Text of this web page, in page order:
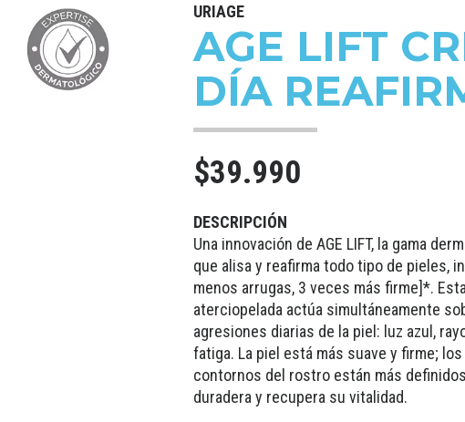
URIAGE
AGE LIFT
DÍA
$39.990
DESCRIPCIÓN
Una innovación de AGE LIFT, la gama
que alisa y reafirma todo tipo de pieles,
menos arrugas, 3 veces más firme]*.
aterciopelada actúa simultáneamente
agresiones diarias de la piel: luz azul,
fatiga. La piel está más suave y firme;
contornos del rostro están más
duradera y recupera su vitalidad.